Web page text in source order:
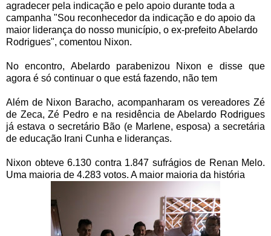
agradecer pela indicação e pelo apoio durante toda a
campanha "Sou reconhecedor da indicação e do apoio da
maior liderança do nosso município, o ex-prefeito Abelardo
Rodrigues", comentou Nixon.
No encontro, Abelardo parabenizou Nixon e disse que
agora é só continuar o que está fazendo, não tem
Além de Nixon Baracho, acompanharam os vereadores Zé
de Zeca, Zé Pedro e na residência de Abelardo Rodrigues
já estava o secretário Bão (e Marlene, esposa) a secretária
de educação Irani Cunha e lideranças.
Nixon obteve 6.130 contra 1.847 sufrágios de Renan Melo.
Uma maioria de 4.283 votos. A maior maioria da história